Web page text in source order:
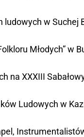
w Suchej
Młodych” w
XXXIII
Ludowych w